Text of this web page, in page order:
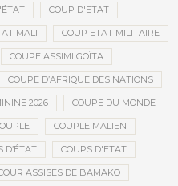
COUP D'ETAT
MALI COUP ETAT MILITAIRE
COUPE ASSIMI GOÏTA
COUPE D’AFRIQUE DES NATIONS
2026 COUPE DU MONDE
COUPLE MALIEN
D’ÉTAT COUPS D'ETAT
ASSISES DE BAMAKO